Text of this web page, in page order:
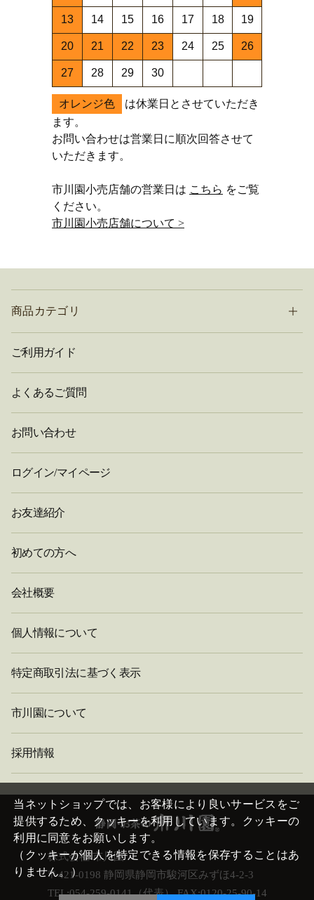
13 14 15 16 17 18 19
20 21 22 23 24 25 26
27 28 29 30
オレンジ色
は休業日とさせていただき
ます。
お問い合わせは営業日に順次回答させて
いただきます。
市川園小売店舗の営業日は こちら をご覧
ください。
市川園小売店舗について >
商品カテゴリ
ご利用ガイド
よくあるご質問
お問い合わせ
ログイン/マイページ
お友達紹介
初めての方へ
会社概要
個人情報について
特定商取引法に基づく表示
市川園について
採用情報
株式会社 市川園
〒421-0198 静岡県静岡市駿河区みずほ4-2-3
TEL:054-259-0141（代表） FAX:0120-25-90-14
当ネットショップでは、お客様により良いサービスをご
提供するため、クッキーを利用しています。クッキーの
利用に同意をお願いします。
（クッキーが個人を特定できる情報を保存することはあ
りません。）
閉
じ
る